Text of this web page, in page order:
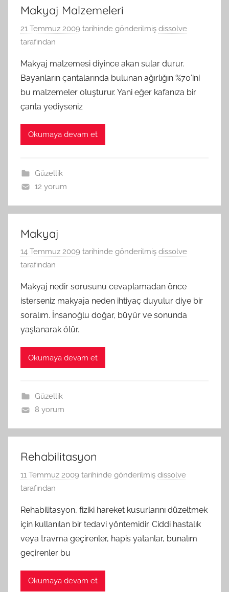
Makyaj Malzemeleri
21 Temmuz 2009 tarihinde gönderilmiş dissolve
tarafından
Makyaj malzemesi diyince akan sular durur.
Bayanların çantalarında bulunan ağırlığın %70’ini
bu malzemeler oluşturur. Yani eğer kafanıza bir
çanta yediyseniz
Okumaya devam et
Güzellik
12 yorum
Makyaj
14 Temmuz 2009 tarihinde gönderilmiş dissolve
tarafından
Makyaj nedir sorusunu cevaplamadan önce
isterseniz makyaja neden ihtiyaç duyulur diye bir
soralım. İnsanoğlu doğar, büyür ve sonunda
yaşlanarak ölür.
Okumaya devam et
Güzellik
8 yorum
Rehabilitasyon
11 Temmuz 2009 tarihinde gönderilmiş dissolve
tarafından
Rehabilitasyon, fiziki hareket kusurlarını düzeltmek
için kullanılan bir tedavi yöntemidir. Ciddi hastalık
veya travma geçirenler, hapis yatanlar, bunalım
geçirenler bu
Okumaya devam et